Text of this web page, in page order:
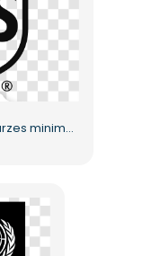
UPS Monochromes schwarzes minimalistisches Logo Kostenloses PNG